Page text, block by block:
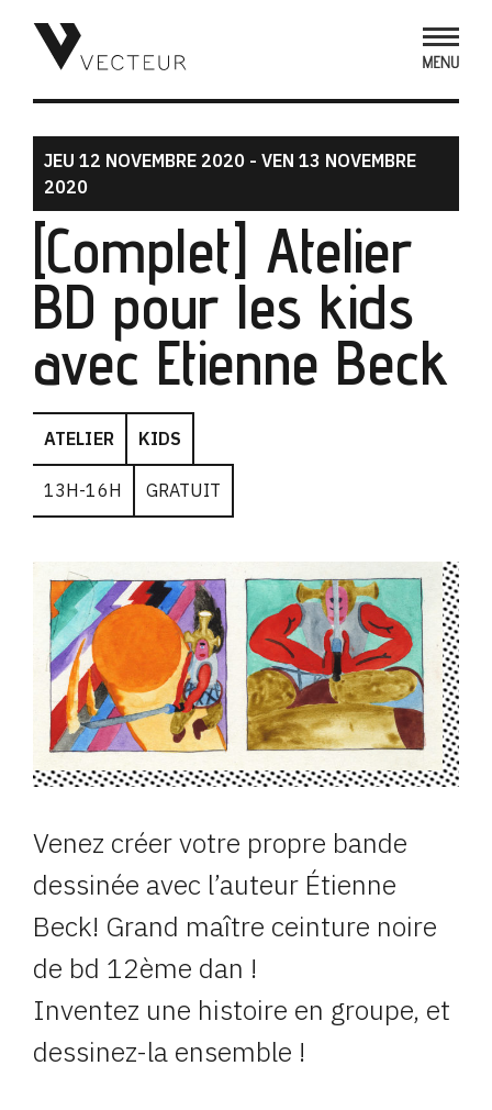
JEU 12 NOVEMBRE 2020 - VEN 13 NOVEMBRE
2020
[Complet] Atelier
BD pour les kids
avec Etienne Beck
ATELIER KIDS
13H-16H GRATUIT
Venez créer votre propre bande
dessinée avec l’auteur Étienne
Beck! Grand maître ceinture noire
de bd 12ème dan !
Inventez une histoire en groupe, et
dessinez-la ensemble !